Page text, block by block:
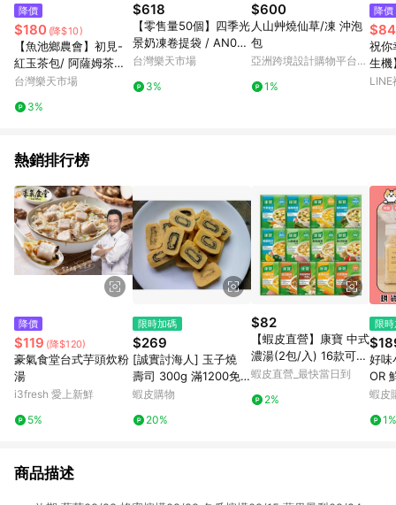
降價
$180 (降$10)
【魚池鄉農會】初見-
紅玉茶包/ 阿薩姆茶包
(2公克x20包入)
台灣樂天市場
3%
$618
【零售量50個】四季光
景奶凍卷提袋 / AN030
03
台灣樂天市場
3%
$600
人山艸燒仙草/凍 沖泡
包
亞洲跨境設計購物平台
1%
降價
祝你
生機
盒/4
LINE
熱銷排行榜
降價
$119 (降$120)
豪氣食堂台式芋頭炊粉
湯
i3fresh 愛上新鮮
5%
限時加碼
$269
[誠實討海人] 玉子燒
壽司 300g 滿1200免
運 海苔 玉子燒 日式風
冷盤 蛋
蝦皮購物
20%
$82
【蝦皮直營】康寶 中式
濃湯(2包/入) 16款可選
玉米濃湯 全系列 康寶
蝦皮直營_最快當日到
2%
限
好味
OR
拌飯
蝦皮
1%
商品描述